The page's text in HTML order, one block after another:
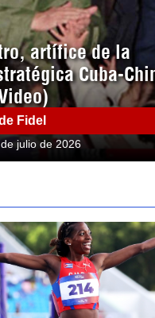
artífice de la
Cuba-
Fidel
julio de 2026